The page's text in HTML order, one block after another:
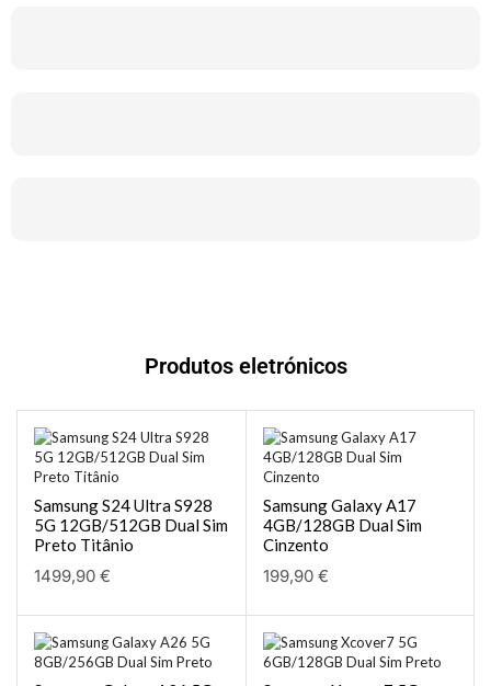
Produtos eletrónicos
Samsung S24 Ultra S928
5G 12GB/512GB Dual Sim
Preto Titânio
1499,90 €
Samsung Galaxy A17
4GB/128GB Dual Sim
Cinzento
199,90 €